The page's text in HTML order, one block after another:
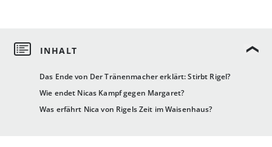
Das Ende von Der Tränenmacher erklärt: Stirbt Rigel?
Wie endet Nicas Kampf gegen Margaret?
Was erfährt Nica von Rigels Zeit im Waisenhaus?